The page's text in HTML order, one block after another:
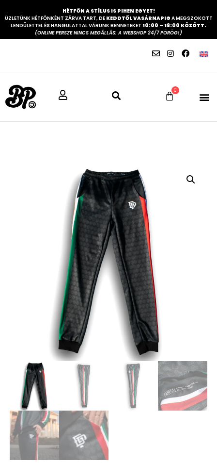
HÉTFŐN A STÍLUS IS PIHEN EGYET!
ÜZLETÜNK HÉTFŐNKÉNT ZÁRVA TART, DE KEDDTŐL VASÁRNAPIG A MEGSZOKOTT
LENDÜLETTEL ÉS HANGULATTAL VÁRUNK BENNETEKET 10:00 – 18:00 KÖZÖTT.
(ONLINE PERSZE NINCS MEGÁLLÁS: A WEBSHOP 24/7 PÖRÖG!)
0